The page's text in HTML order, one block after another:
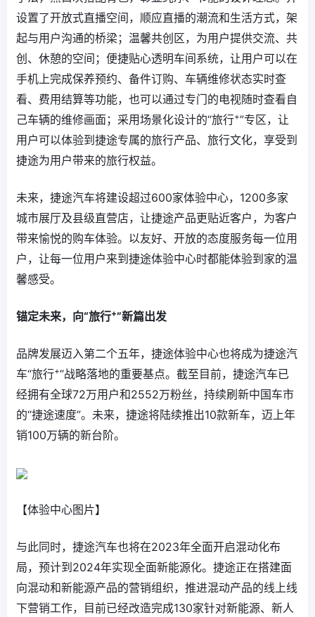
设置了开放式直播空间，顺应直播的潮流和生活方式，架
起与用户沟通的桥梁；温馨共创区，为用户提供交流、共
创、休憩的空间；便捷贴心透明车间系统，让用户可以在
手机上完成保养预约、备件订购、车辆维修状态实时查
看、费用结算等功能，也可以通过专门的电视随时查看自
己车辆的维修画面；采用场景化设计的“旅行+”专区，让
用户可以体验到捷途专属的旅行产品、旅行文化，享受到
捷途为用户带来的旅行权益。
未来，捷途汽车将建设超过600家体验中心，1200多家
城市展厅及县级直营店，让捷途产品更贴近客户，为客户
带来愉悦的购车体验。以友好、开放的态度服务每一位用
户，让每一位用户来到捷途体验中心时都能体验到家的温
馨感受。
锚定未来，向“旅行+”新篇出发
品牌发展迈入第二个五年，捷途体验中心也将成为捷途汽
车“旅行+”战略落地的重要基点。截至目前，捷途汽车已
经拥有全球72万用户和2552万粉丝，持续刷新中国车市
的“捷途速度”。未来，捷途将陆续推出10款新车，迈上年
销100万辆的新台阶。
【体验中心图片】
与此同时，捷途汽车也将在2023年全面开启混动化布
局，预计到2024年实现全面新能源化。捷途正在搭建面
向混动和新能源产品的营销组织，推进混动产品的线上线
下营销工作，目前已经改造完成130家针对新能源、新人